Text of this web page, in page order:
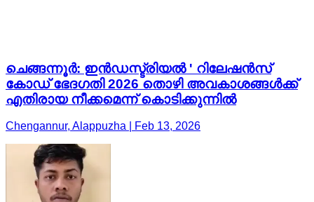
ചെങ്ങന്നൂർ: ഇൻഡസ്ട്രിയൽ ' റിലേഷൻസ്
കോഡ് ഭേദഗതി 2026 തൊഴി അവകാശങ്ങൾക്ക്
എതിരായ നീക്കമെന്ന് കൊടിക്കുന്നിൽ
Chengannur, Alappuzha | Feb 13, 2026